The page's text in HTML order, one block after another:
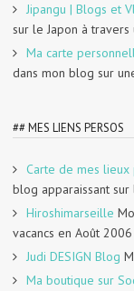
Jipangu | Blogs et
sur le Japon à travers
Ma carte
dans mon blog sur
## MES LIENS PERSOS
Carte de mes lieux
blog apparaissant sur
Hiroshimarseille
vacancs en Août 2006
Judi DESIGN Blog
Ma boutique sur